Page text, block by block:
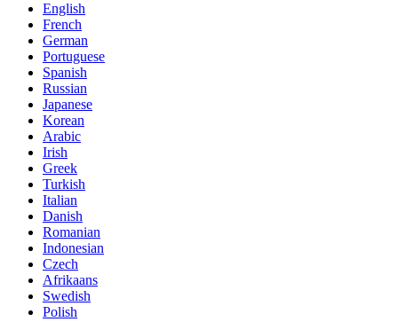
English
French
German
Portuguese
Spanish
Russian
Japanese
Korean
Arabic
Irish
Greek
Turkish
Italian
Danish
Romanian
Indonesian
Czech
Afrikaans
Swedish
Polish